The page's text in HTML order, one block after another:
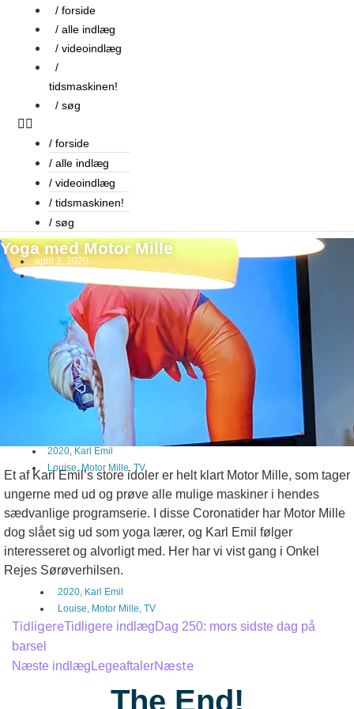
Videre
indhold
/ forside
/ alle indlæg
/ videoindlæg
/
tidsmaskinen!
/ søg
/ forside
/ alle indlæg
/ videoindlæg
/ tidsmaskinen!
/ søg
Yoga med Motor Mille
april 2, 2020
Lasse
2020, Karl Emil
Louise,Motor Mille, TV
Et af Karl Emil’s store idoler er helt klart Motor Mille, som tager
ungerne med ud og prøve alle mulige maskiner i hendes
sædvanlige programserie. I disse Coronatider har Motor Mille
dog slået sig ud som yoga lærer, og Karl Emil følger
interesseret og alvorligt med. Her har vi vist gang i Onkel
Rejes Sørøverhilsen.
2020, Karl Emil
Louise, Motor Mille, TV
TidligereTidligere indlægDag 250: mors sidste dag på
barsel
Næste indlæg LegeaftalerNæste
The End!